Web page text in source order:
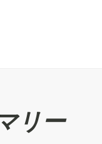
リー